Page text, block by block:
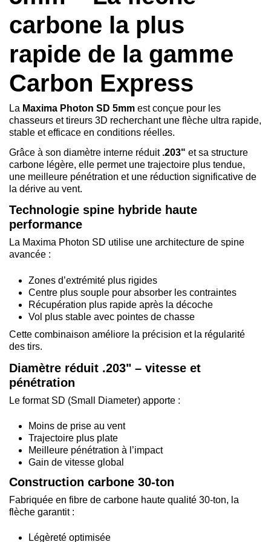
carbone la plus
rapide de la gamme
Carbon Express
La Maxima Photon SD 5mm est conçue pour les
chasseurs et tireurs 3D recherchant une flèche ultra rapide,
stable et efficace en conditions réelles.
Grâce à son diamètre interne réduit .203" et sa structure
carbone légère, elle permet une trajectoire plus tendue,
une meilleure pénétration et une réduction significative de
la dérive au vent.
Technologie spine hybride haute
performance
La Maxima Photon SD utilise une architecture de spine
avancée :
Zones d’extrémité plus rigides
Centre plus souple pour absorber les contraintes
Récupération plus rapide après la décoche
Vol plus stable avec pointes de chasse
Cette combinaison améliore la précision et la régularité
des tirs.
Diamètre réduit .203" – vitesse et
pénétration
Le format SD (Small Diameter) apporte :
Moins de prise au vent
Trajectoire plus plate
Meilleure pénétration à l’impact
Gain de vitesse global
Construction carbone 30-ton
Fabriquée en fibre de carbone haute qualité 30-ton, la
flèche garantit :
Légèreté optimisée